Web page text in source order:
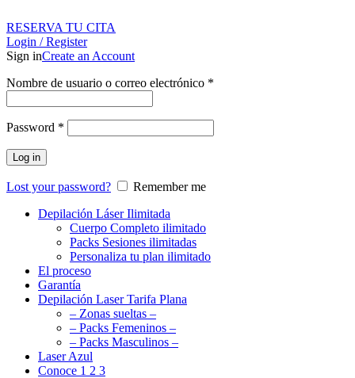
RESERVA TU CITA
Login / Register
Sign inCreate an Account
Nombre de usuario o correo electrónico *
Password *
Log in
Lost your password?
Remember me
Depilación Láser Ilimitada
Cuerpo Completo ilimitado
Packs Sesiones ilimitadas
Personaliza tu plan ilimitado
El proceso
Garantía
Depilación Laser Tarifa Plana
– Zonas sueltas –
– Packs Femeninos –
– Packs Masculinos –
Laser Azul
Conoce 1 2 3